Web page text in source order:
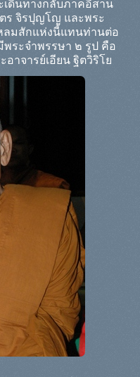
นทางกลับภาคอีสาน
ร จิรปุญโญ และพระ
ลมสักแห่งนี้แทนท่านต่อ
ระจำพรรษา ๒ รูป คือ
าจารย์เอียน ฐิตวิริโย